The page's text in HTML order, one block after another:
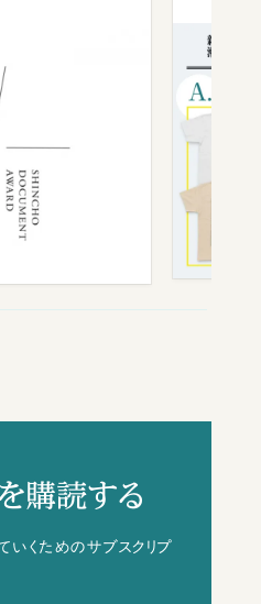
購読する
いくためのサブスクリプ